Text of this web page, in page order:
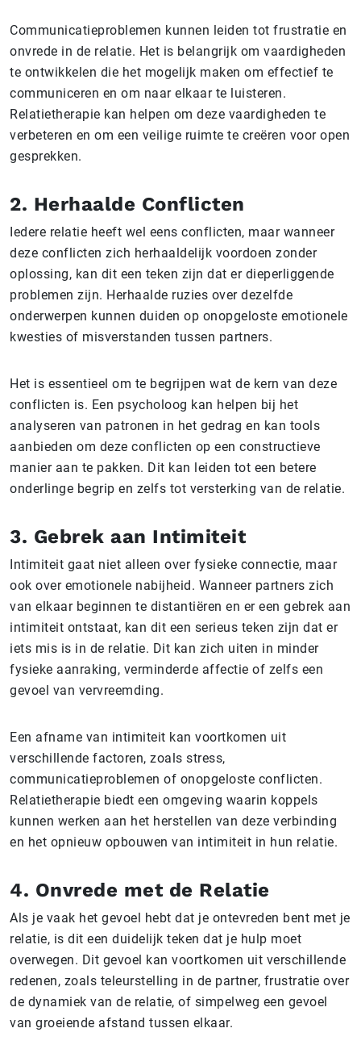
Communicatieproblemen kunnen leiden tot frustratie en
onvrede in de relatie. Het is belangrijk om vaardigheden
te ontwikkelen die het mogelijk maken om effectief te
communiceren en om naar elkaar te luisteren.
Relatietherapie kan helpen om deze vaardigheden te
verbeteren en om een veilige ruimte te creëren voor open
gesprekken.
2. Herhaalde Conflicten
Iedere relatie heeft wel eens conflicten, maar wanneer
deze conflicten zich herhaaldelijk voordoen zonder
oplossing, kan dit een teken zijn dat er dieperliggende
problemen zijn. Herhaalde ruzies over dezelfde
onderwerpen kunnen duiden op onopgeloste emotionele
kwesties of misverstanden tussen partners.
Het is essentieel om te begrijpen wat de kern van deze
conflicten is. Een psycholoog kan helpen bij het
analyseren van patronen in het gedrag en kan tools
aanbieden om deze conflicten op een constructieve
manier aan te pakken. Dit kan leiden tot een betere
onderlinge begrip en zelfs tot versterking van de relatie.
3. Gebrek aan Intimiteit
Intimiteit gaat niet alleen over fysieke connectie, maar
ook over emotionele nabijheid. Wanneer partners zich
van elkaar beginnen te distantiëren en er een gebrek aan
intimiteit ontstaat, kan dit een serieus teken zijn dat er
iets mis is in de relatie. Dit kan zich uiten in minder
fysieke aanraking, verminderde affectie of zelfs een
gevoel van vervreemding.
Een afname van intimiteit kan voortkomen uit
verschillende factoren, zoals stress,
communicatieproblemen of onopgeloste conflicten.
Relatietherapie biedt een omgeving waarin koppels
kunnen werken aan het herstellen van deze verbinding
en het opnieuw opbouwen van intimiteit in hun relatie.
4. Onvrede met de Relatie
Als je vaak het gevoel hebt dat je ontevreden bent met je
relatie, is dit een duidelijk teken dat je hulp moet
overwegen. Dit gevoel kan voortkomen uit verschillende
redenen, zoals teleurstelling in de partner, frustratie over
de dynamiek van de relatie, of simpelweg een gevoel
van groeiende afstand tussen elkaar.